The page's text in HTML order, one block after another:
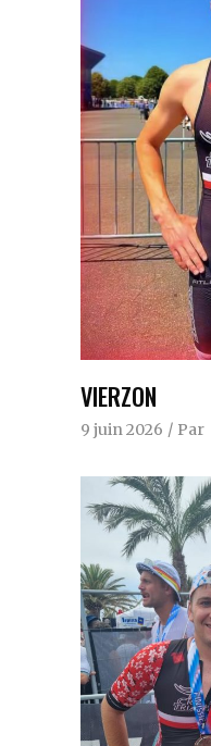
VIERZON
9 juin 2026 Par